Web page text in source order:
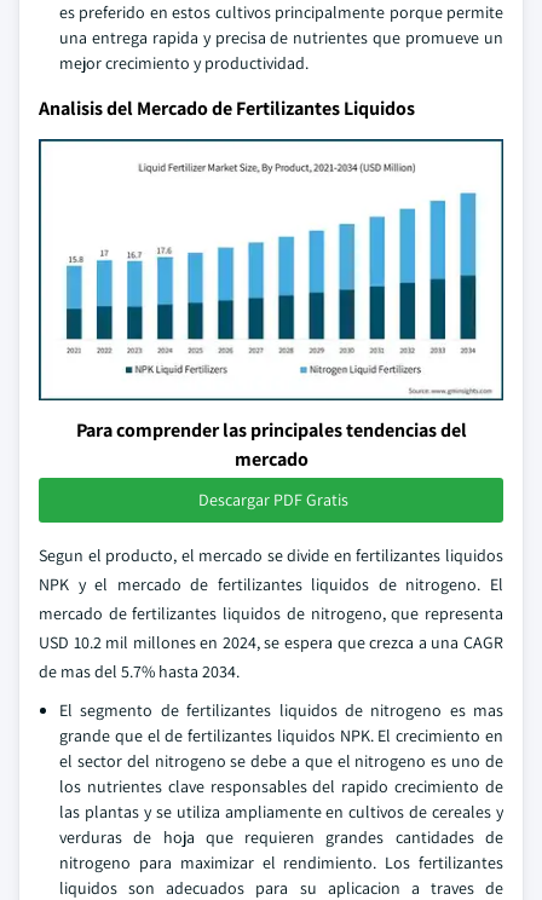
es preferido en estos cultivos principalmente porque permite
una entrega rapida y precisa de nutrientes que promueve un
mejor crecimiento y productividad.
Analisis del Mercado de Fertilizantes Liquidos
Para comprender las principales tendencias del
mercado
Descargar PDF Gratis
Segun el producto, el mercado se divide en fertilizantes liquidos
NPK y el mercado de fertilizantes liquidos de nitrogeno. El
mercado de fertilizantes liquidos de nitrogeno, que representa
USD 10.2 mil millones en 2024, se espera que crezca a una CAGR
de mas del 5.7% hasta 2034.
El segmento de fertilizantes liquidos de nitrogeno es mas
grande que el de fertilizantes liquidos NPK. El crecimiento en
el sector del nitrogeno se debe a que el nitrogeno es uno de
los nutrientes clave responsables del rapido crecimiento de
las plantas y se utiliza ampliamente en cultivos de cereales y
verduras de hoja que requieren grandes cantidades de
nitrogeno para maximizar el rendimiento. Los fertilizantes
liquidos son adecuados para su aplicacion a traves de